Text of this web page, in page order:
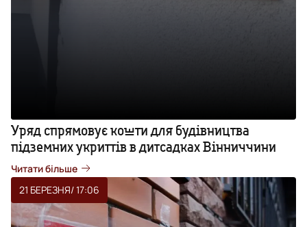
Уряд спрямовує кошти для будівництва
підземних укриттів в дитсадках Вінниччини
Читати більше
21 БЕРЕЗНЯ/ 17:06